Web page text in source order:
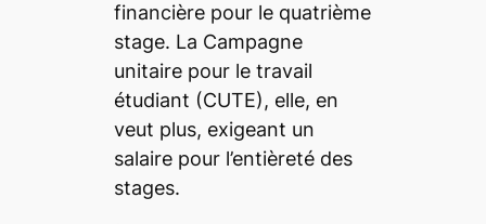
financière pour le quatrième
stage. La Campagne
unitaire pour le travail
étudiant (CUTE), elle, en
veut plus, exigeant un
salaire pour l’entièreté des
stages.